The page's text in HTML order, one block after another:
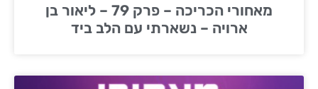
מאחורי הכריכה – פרק 79 – ליאור בן
ארויה – נשארתי עם הלב ביד